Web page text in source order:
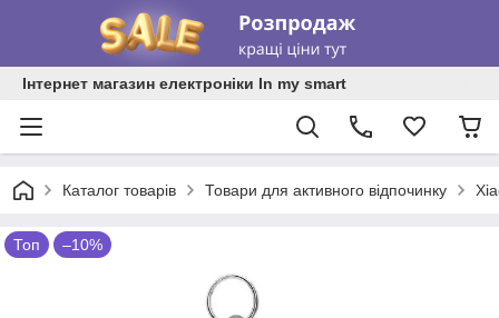
Інтернет магазин електроніки In my smart
Каталог товарів Товари для активного відпочинку
Топ –10%